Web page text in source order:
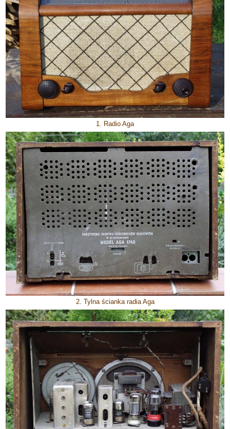
1. Radio Aga
2. Tylna ścianka radia Aga